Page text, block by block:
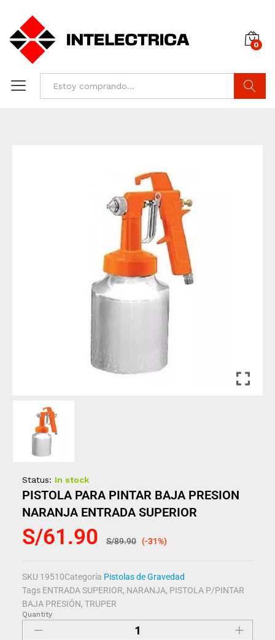
0
Status: In stock
PISTOLA PARA PINTAR BAJA PRESION
NARANJA ENTRADA SUPERIOR
S/61.90 S/89.90 (-31%)
SKU 19510Categoría Pistolas de Gravedad
Tags ENTRADA SUPERIOR, NARANJA, PISTOLA P/PINTAR
BAJA PRESIÓN,TRUPER
Quantity